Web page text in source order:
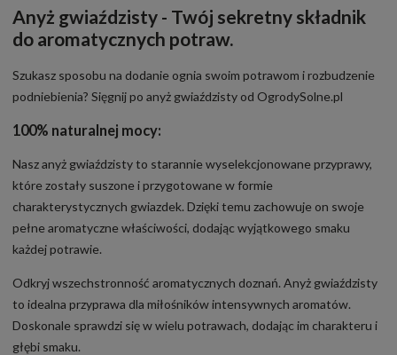
Anyż gwiaździsty - Twój sekretny składnik
do aromatycznych potraw.
Szukasz sposobu na dodanie ognia swoim potrawom i rozbudzenie
podniebienia? Sięgnij po anyż gwiaździsty od OgrodySolne.pl
100% naturalnej mocy:
Nasz anyż gwiaździsty to starannie wyselekcjonowane przyprawy,
które zostały suszone i przygotowane w formie
charakterystycznych gwiazdek. Dzięki temu zachowuje on swoje
pełne aromatyczne właściwości, dodając wyjątkowego smaku
każdej potrawie.
Odkryj wszechstronność aromatycznych doznań. Anyż gwiaździsty
to idealna przyprawa dla miłośników intensywnych aromatów.
Doskonale sprawdzi się w wielu potrawach, dodając im charakteru i
głębi smaku.